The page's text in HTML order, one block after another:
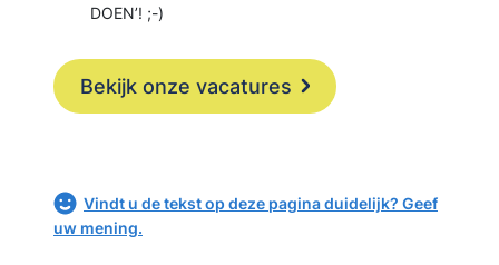
DOEN’! ;-)
Bekijk onze vacatures
Vindt u de tekst op deze pagina duidelijk? Geef
uw mening.